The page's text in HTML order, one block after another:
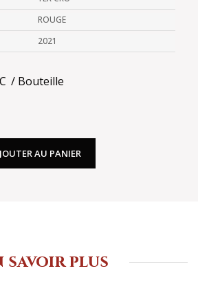
ROUGE
2021
Bouteille
AU PANIER
savoir plus